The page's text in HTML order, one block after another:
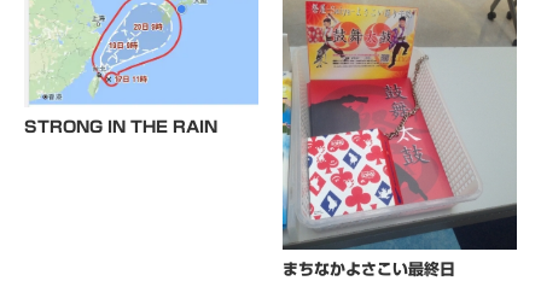
STRONG IN THE RAIN
まちなかよさこい最終日